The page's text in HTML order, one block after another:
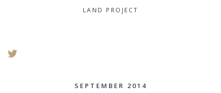
LAND PROJECT
SEPTEMBER 2014